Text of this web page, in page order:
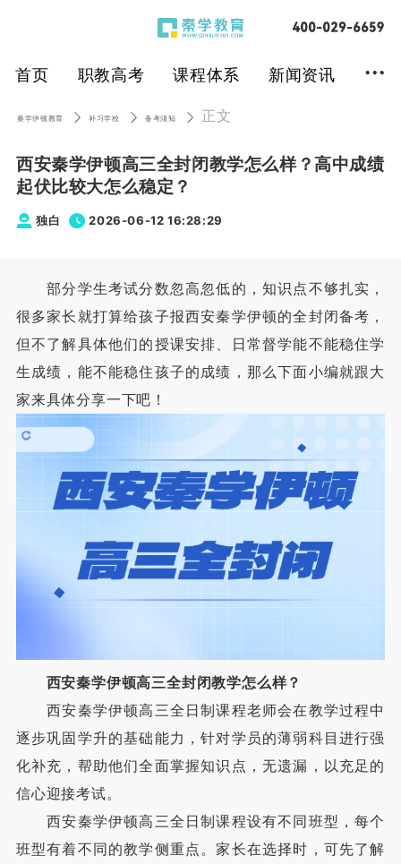
首页 职教高考 课程体系 新闻资讯 ...
秦学伊顿教育 补习学校 备考须知 正文
西安秦学伊顿高三全封闭教学怎么样？高中成绩
起伏比较大怎么稳定？
独白 2026-06-12 16:28:29
部分学生考试分数忽高忽低的，知识点不够扎实，
很多家长就打算给孩子报西安秦学伊顿的全封闭备考，
但不了解具体他们的授课安排、日常督学能不能稳住学
生成绩，能不能稳住孩子的成绩，那么下面小编就跟大
家来具体分享一下吧！
西安秦学伊顿高三全封闭教学怎么样？
西安秦学伊顿高三全日制课程老师会在教学过程中
逐步巩固学升的基础能力，针对学员的薄弱科目进行强
化补充，帮助他们全面掌握知识点，无遗漏，以充足的
信心迎接考试。
西安秦学伊顿高三全日制课程设有不同班型，每个
班型有着不同的教学侧重点。家长在选择时，可先了解